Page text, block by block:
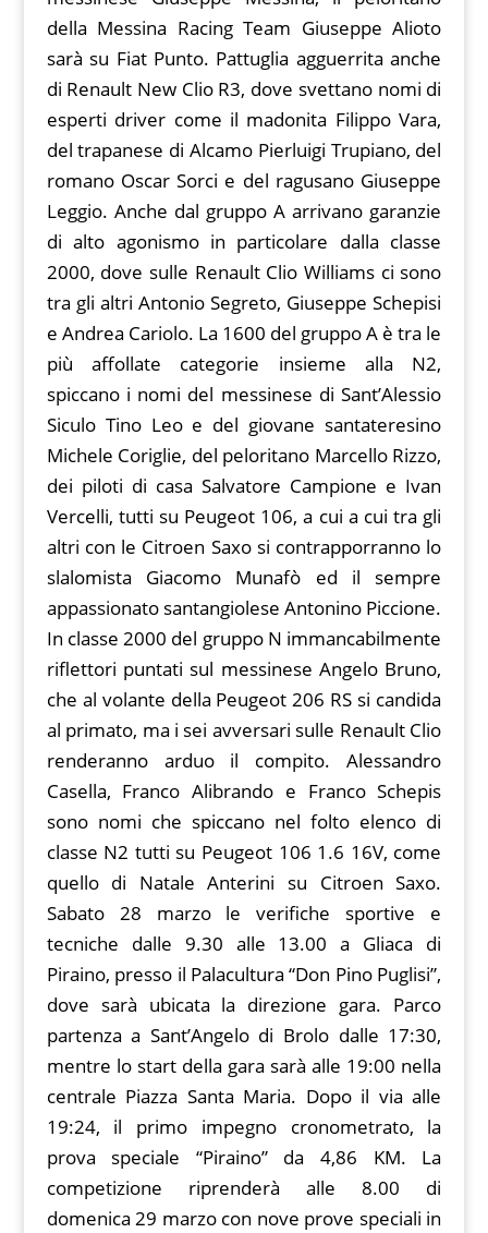
della Messina Racing Team Giuseppe Alioto
sarà su Fiat Punto. Pattuglia agguerrita anche
di Renault New Clio R3, dove svettano nomi di
esperti driver come il madonita Filippo Vara,
del trapanese di Alcamo Pierluigi Trupiano, del
romano Oscar Sorci e del ragusano Giuseppe
Leggio. Anche dal gruppo A arrivano garanzie
di alto agonismo in particolare dalla classe
2000, dove sulle Renault Clio Williams ci sono
tra gli altri Antonio Segreto, Giuseppe Schepisi
e Andrea Cariolo. La 1600 del gruppo A è tra le
più affollate categorie insieme alla N2,
spiccano i nomi del messinese di Sant’Alessio
Siculo Tino Leo e del giovane santateresino
Michele Coriglie, del peloritano Marcello Rizzo,
dei piloti di casa Salvatore Campione e Ivan
Vercelli, tutti su Peugeot 106, a cui a cui tra gli
altri con le Citroen Saxo si contrapporranno lo
slalomista Giacomo Munafò ed il sempre
appassionato santangiolese Antonino Piccione.
In classe 2000 del gruppo N immancabilmente
riflettori puntati sul messinese Angelo Bruno,
che al volante della Peugeot 206 RS si candida
al primato, ma i sei avversari sulle Renault Clio
renderanno arduo il compito. Alessandro
Casella, Franco Alibrando e Franco Schepis
sono nomi che spiccano nel folto elenco di
classe N2 tutti su Peugeot 106 1.6 16V, come
quello di Natale Anterini su Citroen Saxo.
Sabato 28 marzo le verifiche sportive e
tecniche dalle 9.30 alle 13.00 a Gliaca di
Piraino, presso il Palacultura “Don Pino Puglisi”,
dove sarà ubicata la direzione gara. Parco
partenza a Sant’Angelo di Brolo dalle 17:30,
mentre lo start della gara sarà alle 19:00 nella
centrale Piazza Santa Maria. Dopo il via alle
19:24, il primo impegno cronometrato, la
prova speciale “Piraino” da 4,86 KM. La
competizione riprenderà alle 8.00 di
domenica 29 marzo con nove prove speciali in